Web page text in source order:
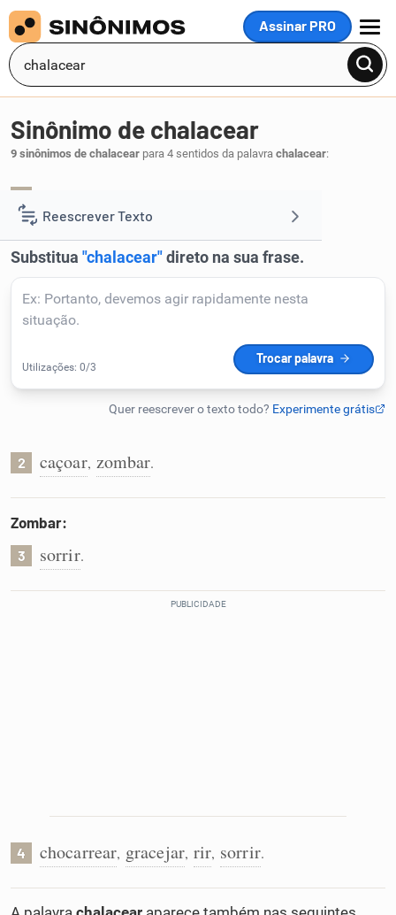
Assinar PRO
MENU
Reescrever Texto
Resumir Texto
Corrigir Texto
Detector de IA
Humanizador de IA
Conexões
Sinônimo de chalacear
9 sinônimos de chalacear para 4 sentidos da palavra chalacear:
2 caçoar, zombar.
Zombar:
3 sorrir.
4 chocarrear, gracejar, rir, sorrir.